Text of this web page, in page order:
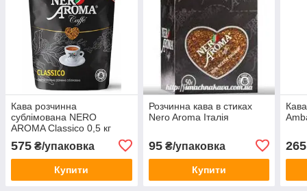
Кава розчинна
сублімована NERO
AROMA Classico 0,5 кг
575 ₴/упаковка
Купити
Розчинна кава в стиках
Nero Aroma Італія
95₴/упаковка
Купити
265